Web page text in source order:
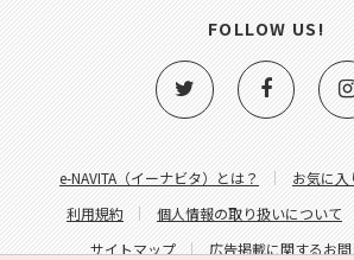
e-NAVITA（イーナビタ）とは？ お気に入
利用規約
個人情報の取り扱いについて
サイトマップ
広告掲載に関するお
FOLLOW US!